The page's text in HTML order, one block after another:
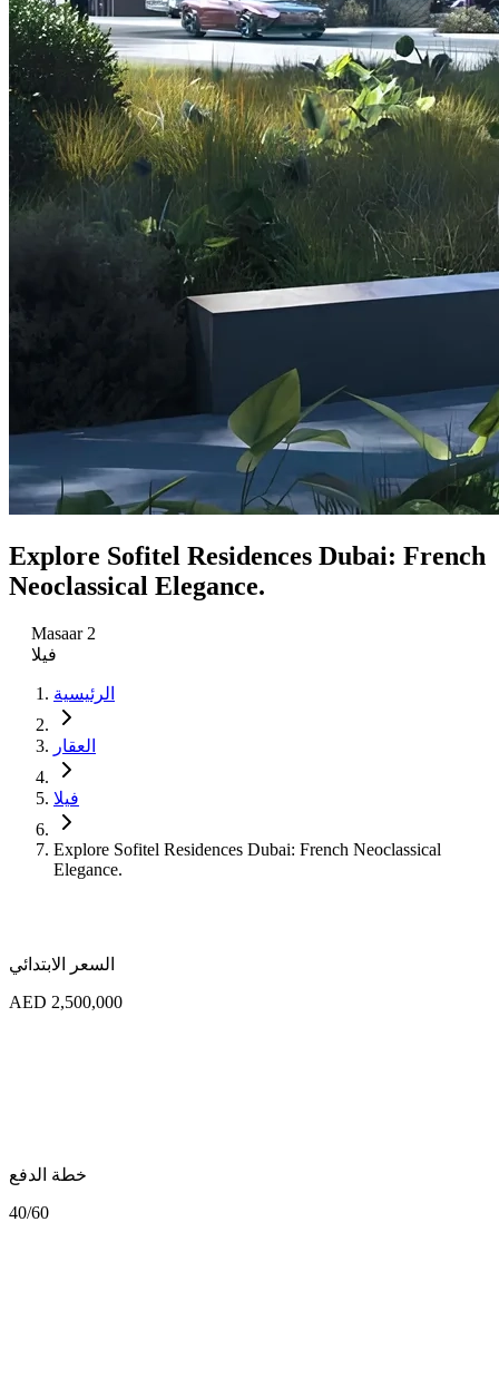
Explore Sofitel Residences Dubai: French
Neoclassical Elegance.
Masaar 2
فيلا
الرئيسية
العقار
فيلا
Explore Sofitel Residences Dubai: French Neoclassical
Elegance.
السعر الابتدائي
AED 2,500,000
خطة الدفع
40/60